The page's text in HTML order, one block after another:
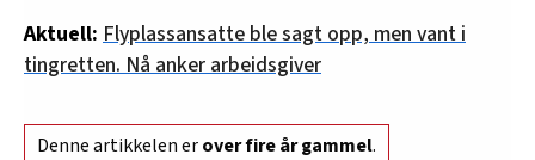
Aktuell: Flyplassansatte ble sagt opp, men vant i
tingretten. Nå anker arbeidsgiver
Denne artikkelen erover fire år gammel.